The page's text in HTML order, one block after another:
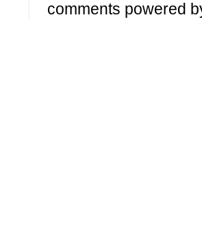
comments powered